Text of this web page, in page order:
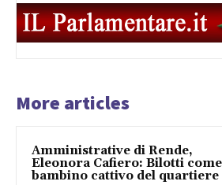
More articles
Amministrative di Rende,
Eleonora Cafiero: Bilotti
bambino cattivo del quartiere